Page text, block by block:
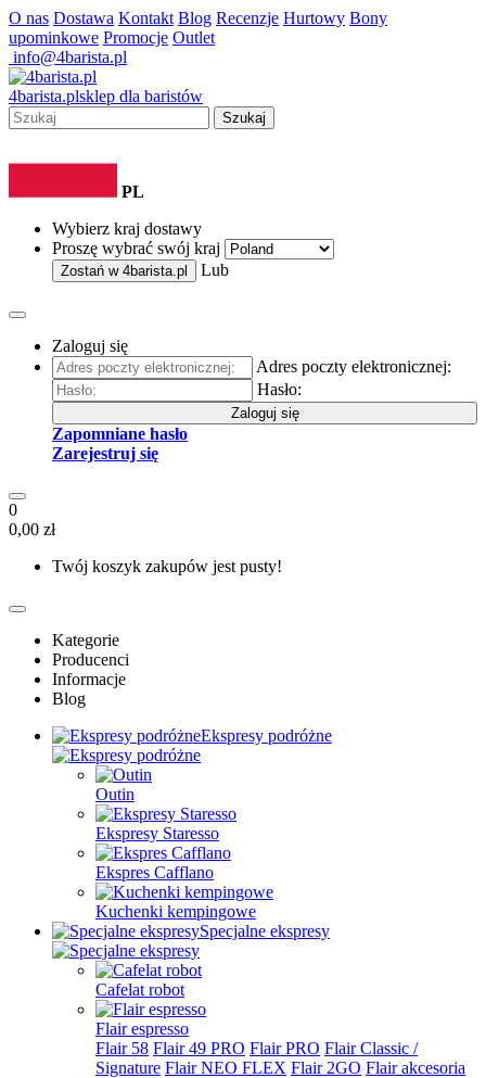
O nas Dostawa Kontakt Blog Recenzje Hurtowy Bony
upominkowe Promocje Outlet
info@4barista.pl
4barista.plsklep dla baristów
Szukaj
PL
Wybierz kraj dostawy
Proszę wybrać swój kraj
Zostań w 4barista.pl Lub
Zaloguj się
Adres poczty elektronicznej:
Hasło:
Zaloguj się
Zapomniane hasło
Zarejestruj się
0
0,00 zł
Twój koszyk zakupów jest pusty!
Kategorie
Producenci
Informacje
Blog
Ekspresy podróżne
Outin
Ekspresy Staresso
Ekspres Cafflano
Kuchenki kempingowe
Specjalne ekspresy
Cafelat robot
Flair espresso
Flair 58 Flair 49 PRO Flair PRO Flair Classic /
Signature Flair NEO FLEX Flair 2GO Flair akcesoria